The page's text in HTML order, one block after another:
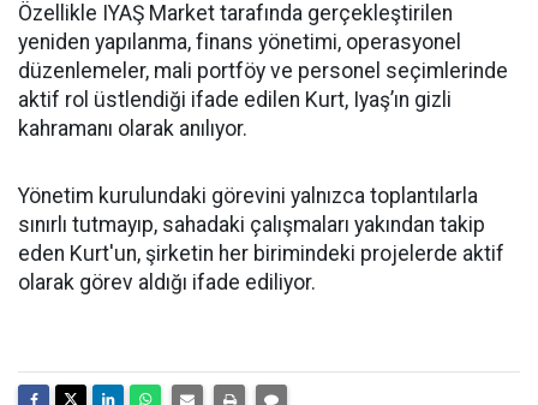
Özellikle IYAŞ Market tarafında gerçekleştirilen
yeniden yapılanma, finans yönetimi, operasyonel
düzenlemeler, mali portföy ve personel seçimlerinde
aktif rol üstlendiği ifade edilen Kurt, Iyaş’ın gizli
kahramanı olarak anılıyor.
Yönetim kurulundaki görevini yalnızca toplantılarla
sınırlı tutmayıp, sahadaki çalışmaları yakından takip
eden Kurt'un, şirketin her birimindeki projelerde aktif
olarak görev aldığı ifade ediliyor.